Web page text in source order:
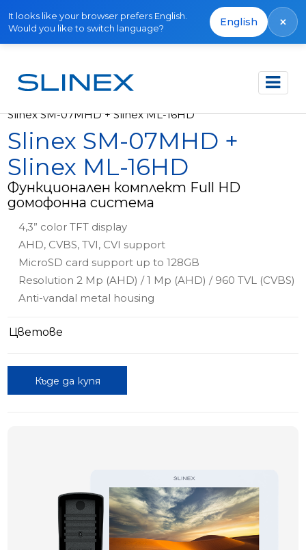
It looks like your browser prefers English.
Would you like to switch language?
English ×
Начало Продукти
Slinex SM-07MHD + Slinex ML-16HD
Slinex SM-07MHD +
Slinex ML-16HD
Функционален комплект Full HD
домофонна система
4,3” color TFT display
AHD, CVBS, TVI, CVI support
MicroSD card support up to 128GB
Resolution 2 Mp (AHD) / 1 Mp (AHD) / 960 TVL (CVBS)
Anti-vandal metal housing
Цветове
Къде да купя